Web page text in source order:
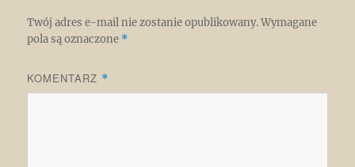
Twój adres e-mail nie zostanie opublikowany. Wymagane
pola są oznaczone *
KOMENTARZ *